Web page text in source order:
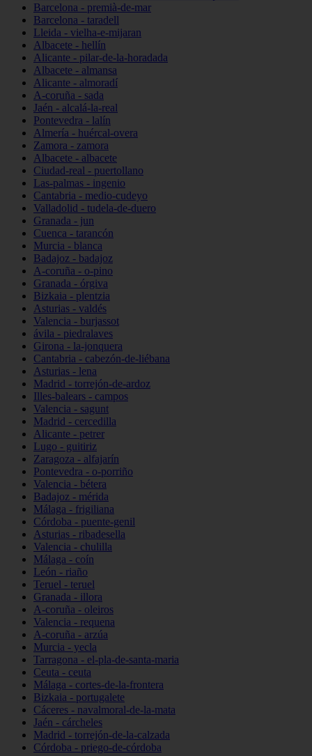
Barcelona - premià-de-mar
Barcelona - taradell
Lleida - vielha-e-mijaran
Albacete - hellín
Alicante - pilar-de-la-horadada
Albacete - almansa
Alicante - almoradí
A-coruña - sada
Jaén - alcalá-la-real
Pontevedra - lalín
Almería - huércal-overa
Zamora - zamora
Albacete - albacete
Ciudad-real - puertollano
Las-palmas - ingenio
Cantabria - medio-cudeyo
Valladolid - tudela-de-duero
Granada - jun
Cuenca - tarancón
Murcia - blanca
Badajoz - badajoz
A-coruña - o-pino
Granada - órgiva
Bizkaia - plentzia
Asturias - valdés
Valencia - burjassot
ávila - piedralaves
Girona - la-jonquera
Cantabria - cabezón-de-liébana
Asturias - lena
Madrid - torrejón-de-ardoz
Illes-balears - campos
Valencia - sagunt
Madrid - cercedilla
Alicante - petrer
Lugo - guitiriz
Zaragoza - alfajarín
Pontevedra - o-porriño
Valencia - bétera
Badajoz - mérida
Málaga - frigiliana
Córdoba - puente-genil
Asturias - ribadesella
Valencia - chulilla
Málaga - coín
León - riaño
Teruel - teruel
Granada - illora
A-coruña - oleiros
Valencia - requena
A-coruña - arzúa
Murcia - yecla
Tarragona - el-pla-de-santa-maria
Ceuta - ceuta
Málaga - cortes-de-la-frontera
Bizkaia - portugalete
Cáceres - navalmoral-de-la-mata
Jaén - cárcheles
Madrid - torrejón-de-la-calzada
Córdoba - priego-de-córdoba